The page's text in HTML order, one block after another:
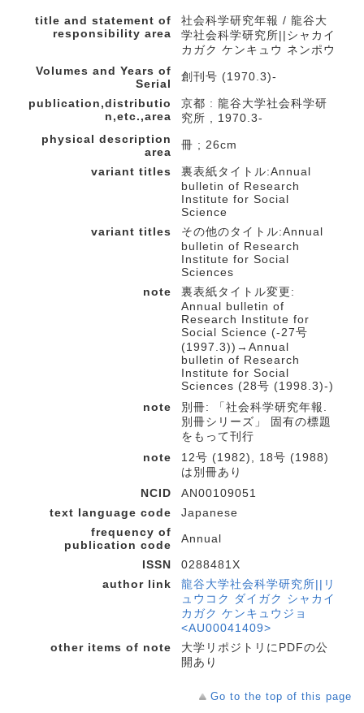
title and statement of
responsibility area
社会科学研究年報 / 龍谷大
学社会科学研究所||シャカイ
カガク ケンキュウ ネンポウ
Volumes and Years of
Serial
創刊号 (1970.3)-
publication,distributio
n,etc.,area
京都 : 龍谷大学社会科学研
究所 , 1970.3-
physical description
area
冊 ; 26cm
variant titles
裏表紙タイトル:Annual
bulletin of Research
Institute for Social
Science
variant titles
その他のタイトル:Annual
bulletin of Research
Institute for Social
Sciences
note
裏表紙タイトル変更:
Annual bulletin of
Research Institute for
Social Science (-27号
(1997.3))→Annual
bulletin of Research
Institute for Social
Sciences (28号 (1998.3)-)
note
別冊: 「社会科学研究年報.
別冊シリーズ」 固有の標題
をもって刊行
note
12号 (1982), 18号 (1988)
は別冊あり
NCID
AN00109051
text language code
Japanese
frequency of
publication code
Annual
ISSN
0288481X
author link
龍谷大学社会科学研究所||リ
ュウコク ダイガク シャカイ
カガク ケンキュウジョ
<AU00041409>
other items of note
大学リポジトリにPDFの公
開あり
Go to the top of this page